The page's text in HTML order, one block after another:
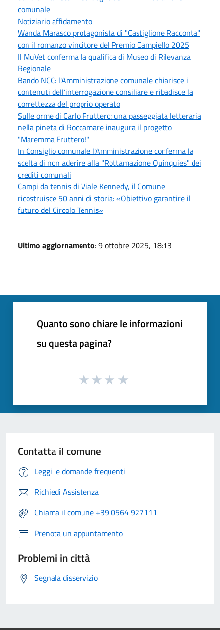
comunale
Notiziario affidamento
Wanda Marasco protagonista di "Castiglione Racconta"
con il romanzo vincitore del Premio Campiello 2025
Il MuVet conferma la qualifica di Museo di Rilevanza
Regionale
Bando NCC: l'Amministrazione comunale chiarisce i
contenuti dell'interrogazione consiliare e ribadisce la
correttezza del proprio operato
Sulle orme di Carlo Fruttero: una passeggiata letteraria
nella pineta di Roccamare inaugura il progetto
"Maremma Fruttero!"
In Consiglio comunale l'Amministrazione conferma la
scelta di non aderire alla "Rottamazione Quinquies" dei
crediti comunali
Campi da tennis di Viale Kennedy, il Comune
ricostruisce 50 anni di storia: «Obiettivo garantire il
futuro del Circolo Tennis»
Ultimo aggiornamento: 9 ottobre 2025, 18:13
Quanto sono chiare le informazioni
su questa pagina?
Contatta il comune
Leggi le domande frequenti
Richiedi Assistenza
Chiama il comune +39 0564 927111
Prenota un appuntamento
Problemi in città
Segnala disservizio